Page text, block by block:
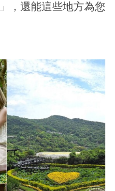
，還能這些地方為您